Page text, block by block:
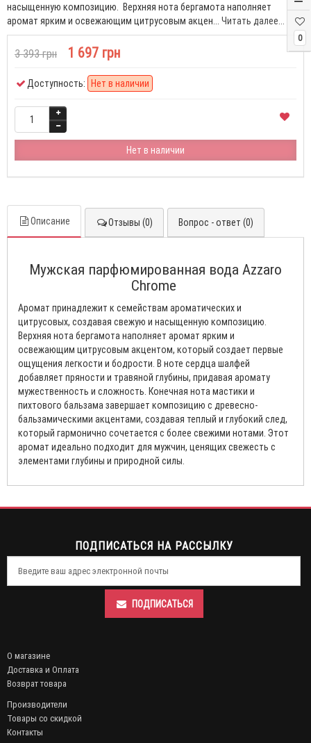
0
насыщенную композицию. Верхняя нота бергамота наполняет
аромат ярким и освежающим цитрусовым акцен... Читать далее...
3 393 грн 1 697 грн
Доступность: Нет в наличии
Нет в наличии
Описание Отзывы (0) Вопрос - ответ (0)
Мужская парфюмированная вода Azzaro
Chrome
Аромат принадлежит к семействам ароматических и
цитрусовых, создавая свежую и насыщенную композицию.
Верхняя нота бергамота наполняет аромат ярким и
освежающим цитрусовым акцентом, который создает первые
ощущения легкости и бодрости. В ноте сердца шалфей
добавляет пряности и травяной глубины, придавая аромату
мужественность и сложность. Конечная нота мастики и
пихтового бальзама завершает композицию с древесно-
бальзамическими акцентами, создавая теплый и глубокий след,
который гармонично сочетается с более свежими нотами. Этот
аромат идеально подходит для мужчин, ценящих свежесть с
элементами глубины и природной силы.
ПОДПИСАТЬСЯ НА РАССЫЛКУ
ПОДПИСАТЬСЯ
О магазине
Доставка и Оплата
Возврат товара
Производители
Товары со скидкой
Контакты